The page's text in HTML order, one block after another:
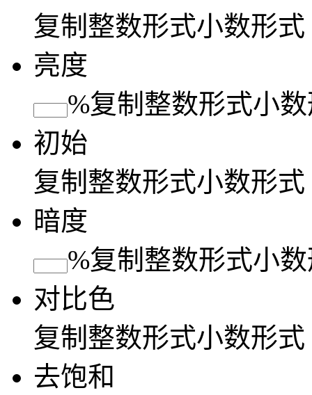
复制 整数形式小数形式
亮度
%复制 整数形式小
初始
复制 整数形式小数形式
暗度
%复制 整数形式小
对比色
复制 整数形式小数形式
去饱和